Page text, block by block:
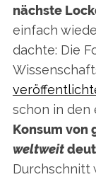
nächste
einfach
dachte: Die
schon in den
Konsum von
weltweit
Durchschnitt